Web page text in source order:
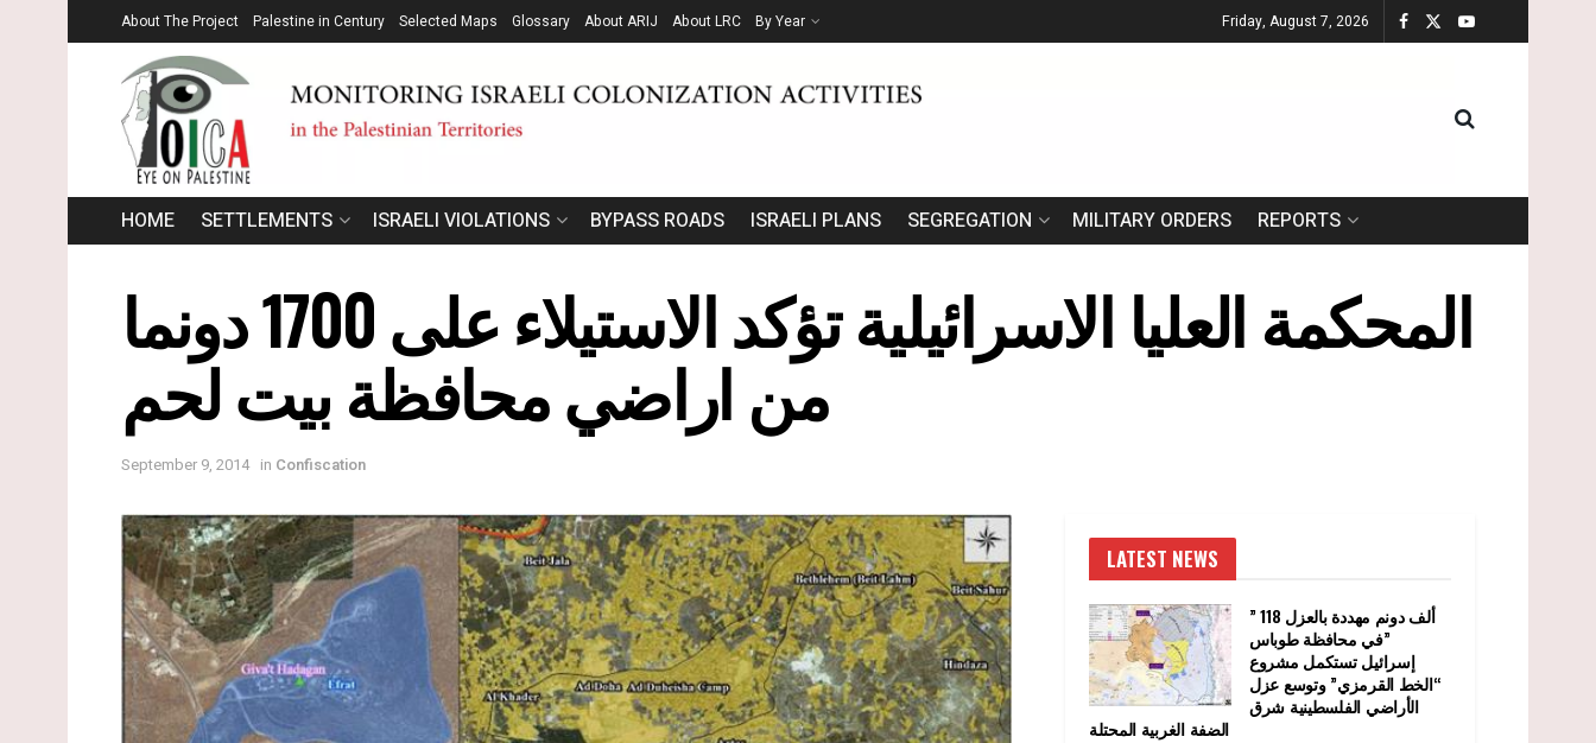
About The Project Palestine in Century Selected Maps Glossary About ARIJ About LRC By Year Friday, August 7, 2026
HOME SETTLEMENTS ISRAELI VIOLATIONS BYPASS ROADS ISRAELI PLANS SEGREGATION MILITARY ORDERS REPORTS
المحكمة العليا الاسرائيلية تؤكد الاستيلاء على 1700 دونما
من اراضي محافظة بيت لحم
September 9, 2014 in Confiscation
LATEST NEWS
” 118 ألف دونم مهددة بالعزل
في محافظة طوباس”
إسرائيل تستكمل مشروع
“الخط القرمزي” وتوسع عزل
الأراضي الفلسطينية شرق
الضفة الغربية المحتلة